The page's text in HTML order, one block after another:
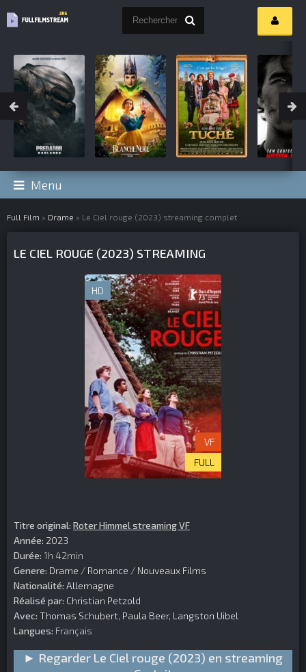
Menu
Full Film » Drame » Le Ciel rouge (2023) streaming complet
LE CIEL ROUGE (2023) STREAMING
HD
VF
FULL
Titre original: Roter Himmel streaming VF
Année: 2023
Durée: 1h 42min
Genere: Drame / Romance / Nouveaux Films
Nationalité: Allemagne
Réalisé par: Christian Petzold
Avec: Thomas Schubert, Paula Beer, Langston Uibel
Langues: Français
► Regarder Le Ciel rouge (2023) en streaming